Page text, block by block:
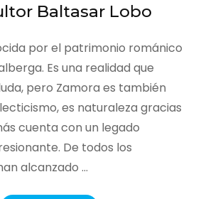
Baltasar Lobo
por el patrimonio románico
Es una realidad que
pero Zamora es también
es naturaleza gracias
cuenta con un legado
De todos los
alcanzado …